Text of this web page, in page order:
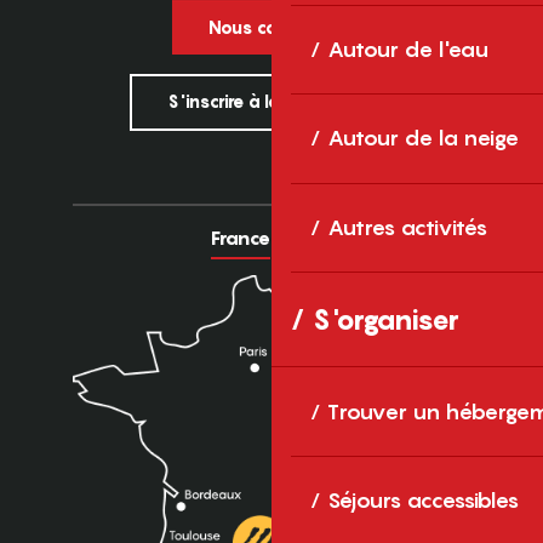
Autour de l'eau
Autour de la neige
Autres activités
S'organiser
Trouver un
Séjours accessibles
Nous contacter
S'inscrire à la newsletter
France Europe